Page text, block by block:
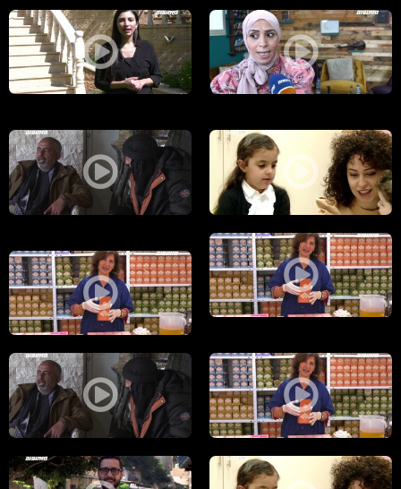
مراسلون مساواة: جدارية الكرامة ومقهى عروب الثقافي .. شهادات حية
مراسلون مساواة: يوم الارض..
Deleted video
Deleted video
08.03.201 مراسلون مساواة - الحلقة الكاملة : المحامي شحدة بن بري.. والرسم وسيلة للتواصل الاجتماعي
مراسلون مساواة: في ذكرى
مراسلون مساواة : مهرجان الأم والعائلة يتجدد في عكا وقصة صناعة
Deleted video
مراسلون مساواة : مهرجان الأم
مراسلون مساواة: مهرجان الأم والعائلة يتجدد في عكا و قصة صناعة
مراسلون مساواة: في ذكرى